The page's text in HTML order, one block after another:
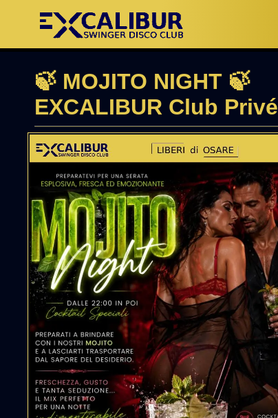
🍃 MOJITO NIGHT 🍃
EXCALIBUR Club Privé